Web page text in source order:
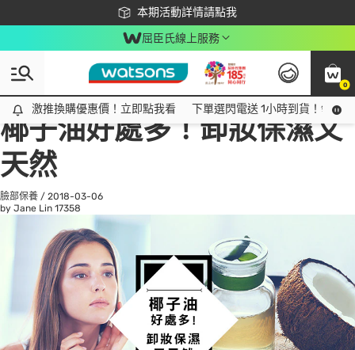
本期活動詳情請點我
下載app最高回饋$350
屈臣氏線上服務
0
激推換購優惠價！立即點我看
激推換購優惠價！立即點我看 下單選閃電送 1小時到貨！領神
All
話題趨勢
椰子油好處多！卸妝保濕又
天然
臉部保養 / 2018-03-06
by Jane Lin 17358